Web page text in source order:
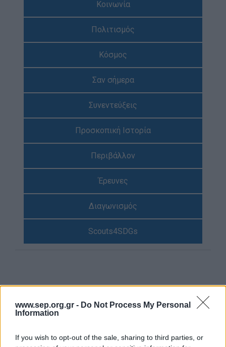
www.sep.org.gr - Do Not Process My Personal
Information
If you wish to opt-out of the sale, sharing to third parties, or
Η Προσκοπική Μέθοδος
Προσκοπικό Πρόγραμμα
Στόχοι Βιώσιμης Ανάπτυξης
Earth Tribe
Ομάδα Διάσωσης Άγριας Ζωής
Νέα
Media Center
Δελτία Τύπου
Λογότυπα
Κοινωνία
Πολιτισμός
Κόσμος
Σαν σήμερα
Συνεντεύξεις
Προσκοπική Ιστορία
Περιβάλλον
Έρευνες
Διαγωνισμός
Scouts4SDGs
Ανακύκλωση Κινητών